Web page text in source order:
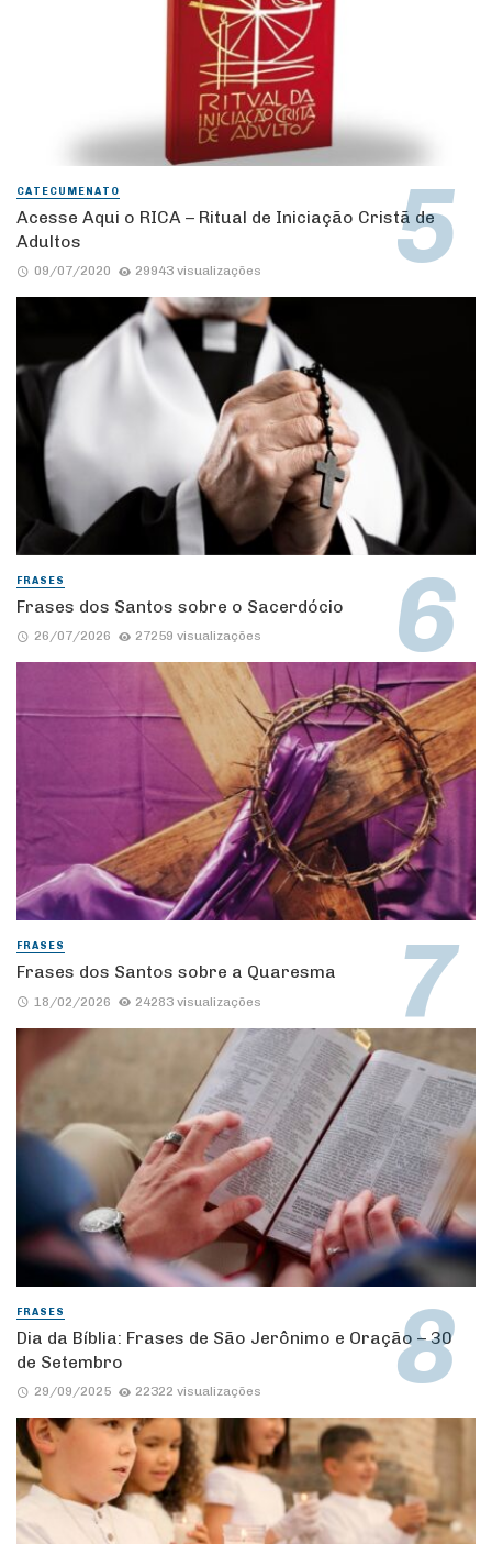
CATECUMENATO
Acesse Aqui o RICA – Ritual de Iniciação Cristã de
Adultos
09/07/2020 29943 visualizações
FRASES
Frases dos Santos sobre o Sacerdócio
26/07/2026 27259 visualizações
FRASES
Frases dos Santos sobre a Quaresma
18/02/2026 24283 visualizações
FRASES
Dia da Bíblia: Frases de São Jerônimo e Oração – 30
de Setembro
29/09/2025 22322 visualizações